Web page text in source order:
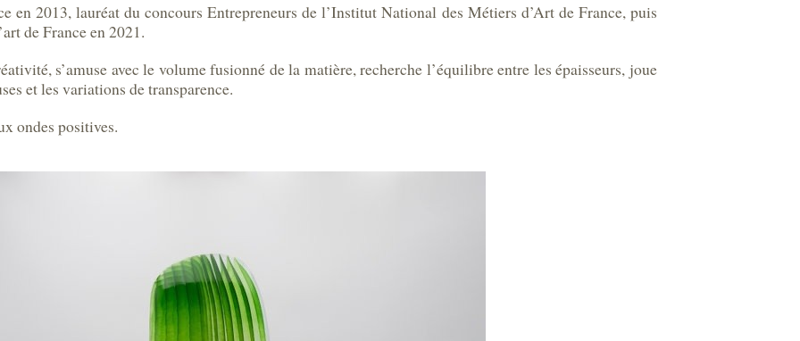
en 2013, lauréat du concours Entrepreneurs de l’Institut National des Métiers d’Art de France, puis
de France en 2021.
s’amuse avec le volume fusionné de la matière,recherche l’équilibre entre les épaisseurs, joue
et les variations de transparence.
ondes positives.